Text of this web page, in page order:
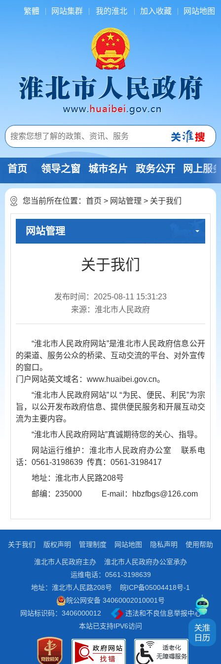
繁體 网站集群 我的淮北 加入收藏 网站地图
首页 领导之窗 城市名片 政务公开 网上服
您当前所在位置： 首页 > 网站管理 > 关于我们
网站管理
关于我们
发布时间：2025-08-11 15:31:23
来源：淮北市人民政府
“淮北市人民政府网站”是淮北市人民政府信息公开
的渠道、服务公众的桥梁、互动交流的平台、对外宣传
的窗口。
门户网站英文域名：www.huaibei.gov.cn。
“淮北市人民政府网站”以 “为民、便民、利民”为宗
旨，以公开发布政府信息、提供便民服务和开展互动交
流为主要内容。
“淮北市人民政府网站”真诚期待您的关心、指导。
网站运行维护：淮北市人民政府办公室 联系电
话：0561-3198639 传真：0561-3198417
地址：淮北市人民路208号
邮编：235000 E-mail：hbzfbgs@126.com
关于我们 版权声明 管理制度 网站地图 隐私声明 使用帮助
淮北市人民政府主办
淮北市人民政府办公室承办
运维电话：0561-3198639
地址：淮北市人民路208号
皖ICP备05004418号-1
皖公网安备 34060002010001号
网站标识码：3406000012
违法和不良信息举报中心
本站已支持IPV6访问